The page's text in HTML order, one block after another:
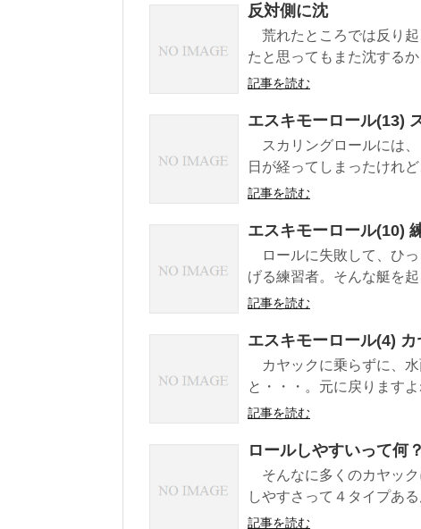
反対側に沈
荒れたところでは反り起
たと思ってもまた沈する
記事を読む
エスキモーロール(13)
スカリングロールには、
日が経ってしまったけれ
記事を読む
エスキモーロール(10)
ロールに失敗して、ひっ
げる練習者。そんな艇を
記事を読む
エスキモーロール(4)
カヤックに乗らずに、水
と・・・。元に戻ります
記事を読む
ロールしやすいって何？
そんなに多くのカヤック
しやすさって４タイプあ
記事を読む